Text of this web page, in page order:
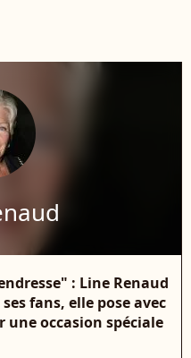
: Line Renaud
fans, elle pose avec
occasion spéciale